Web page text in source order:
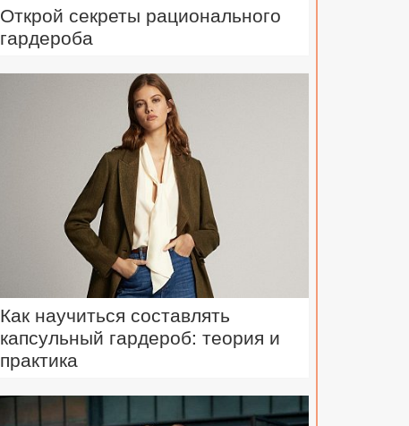
Открой секреты рационального
гардероба
Как научиться составлять
капсульный гардероб: теория и
практика